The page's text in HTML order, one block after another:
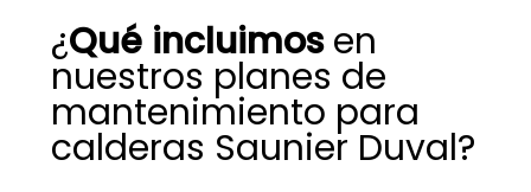
¿Qué incluimosen
nuestros planes de
mantenimiento para
calderas Saunier Duval?